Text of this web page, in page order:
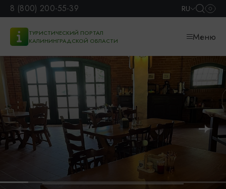
8 (800) 200-55-39 RU
ТУРИСТИЧЕСКИЙ ПОРТАЛ
КАЛИНИНГРАДСКОЙ ОБЛАСТИ
Меню